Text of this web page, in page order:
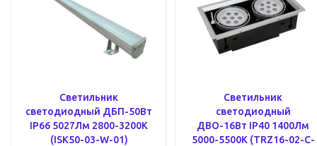
Светильник
светодиодный ДБП-50Вт
IP66 5027Лм 2800-3200K
(ISK50-03-W-01)
Светильник
светодиодный
ДВО-16Вт IP40 1400Лм
5000-5500К (TRZ16-02-C-